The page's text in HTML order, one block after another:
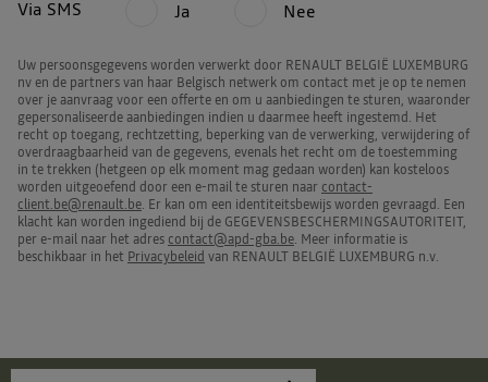
Via SMS Ja Nee
Uw persoonsgegevens worden verwerkt door RENAULT BELGIË LUXEMBURG
nv en de partners van haar Belgisch netwerk om contact met je op te nemen
over je aanvraag voor een offerte en om u aanbiedingen te sturen, waaronder
gepersonaliseerde aanbiedingen indien u daarmee heeft ingestemd. Het
recht op toegang, rechtzetting, beperking van de verwerking, verwijdering of
overdraagbaarheid van de gegevens, evenals het recht om de toestemming
in te trekken (hetgeen op elk moment mag gedaan worden) kan kosteloos
worden uitgeoefend door een e-mail te sturen naar contact-
client.be@renault.be. Er kan om een identiteitsbewijs worden gevraagd. Een
klacht kan worden ingediend bij de GEGEVENSBESCHERMINGSAUTORITEIT,
per e-mail naar het adres contact@apd-gba.be. Meer informatie is
beschikbaar in het Privacybeleid van RENAULT BELGIË LUXEMBURG n.v.